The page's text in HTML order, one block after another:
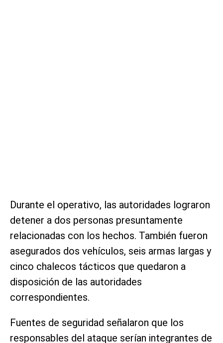
Durante el operativo, las autoridades lograron
detener a dos personas presuntamente
relacionadas con los hechos. También fueron
asegurados dos vehículos, seis armas largas y
cinco chalecos tácticos que quedaron a
disposición de las autoridades
correspondientes.
Fuentes de seguridad señalaron que los
responsables del ataque serían integrantes de